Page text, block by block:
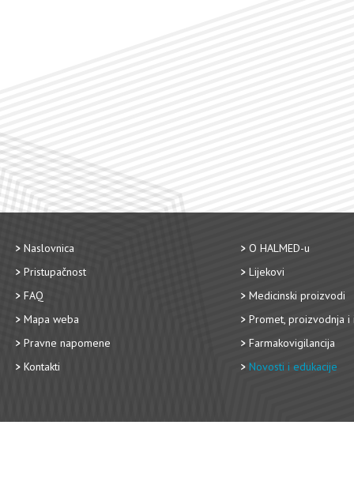
Naslovnica
Pristupačnost
FAQ
Mapa weba
Pravne napomene
Kontakti
O HALMED-u
Lijekovi
Medicinski proizvodi
Promet, proizvodnja i
Farmakovigilancija
Novosti i edukacije